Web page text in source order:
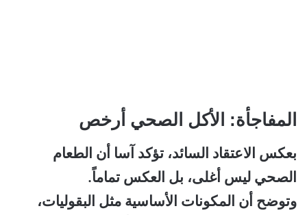
المفاجأة: الأكل الصحي أرخص
بعكس الاعتقاد السائد، تؤكد آسا أن الطعام
الصحي ليس أغلى، بل العكس تماماً.
وتوضح أن المكونات الأساسية مثل البقوليات،